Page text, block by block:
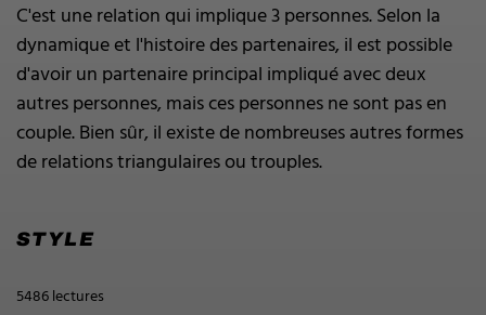
C'est une relation qui implique 3 personnes. Selon la
dynamique et l'histoire des partenaires, il est possible
d'avoir un partenaire principal impliqué avec deux
autres personnes, mais ces personnes ne sont pas en
couple. Bien sûr, il existe de nombreuses autres formes
de relations triangulaires ou trouples.
STYLE
5486 lectures